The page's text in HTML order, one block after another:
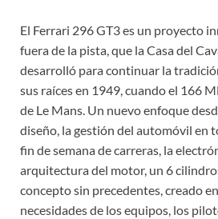
El Ferrari 296 GT3 es un proyecto
fuera de la pista, que la Casa del
desarrolló para continuar la
sus raíces en 1949, cuando el 166
de Le Mans. Un nuevo enfoque
diseño, la gestión del automóvil en
fin de semana de carreras, la
arquitectura del motor, un 6
concepto sin precedentes, creado
necesidades de los equipos, los